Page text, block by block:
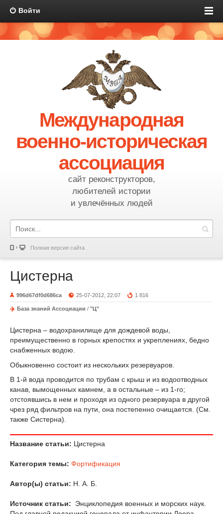
Войти
Международная
военно-историческая
ассоциация
сайт реконструкторов,
любителей истории
и увлечённых людей
Полная версия сайта
Цистерна
996d67df0d686ca 25-07-2012, 22:07 1 816
База знаний Ассоциации / "Ц"
Цистерна – водохранилище для дождевой воды,
преимущественно в горных крепостях и укреплениях, бедно
снабженных водою.
Обыкновенно состоит из нескольких резервуаров.
В 1-й вода проводится по трубам с крыш и из водоотводных
канав, вымощенных камнем, а в остальные – из 1-го;
отстоявшись в нем и проходя из одного резервуара в другой
чрез ряд фильтров на пути, она постепенно очищается. (См.
также Систерна).
Название статьи: Цистерна
Категория темы: Фортификация
Автор(ы) статьи: Н. А. Б.
Источник статьи:
Энциклопедия военных и морских наук.